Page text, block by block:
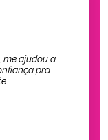
me ajudou a
pra